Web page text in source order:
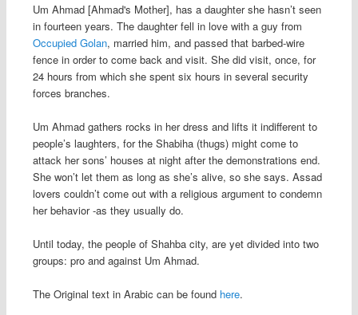
Um Ahmad [Ahmad's Mother], has a daughter she hasn’t seen
in fourteen years. The daughter fell in love with a guy from
Occupied Golan, married him, and passed that barbed-wire
fence in order to come back and visit. She did visit, once, for
24 hours from which she spent six hours in several security
forces branches.
Um Ahmad gathers rocks in her dress and lifts it indifferent to
people’s laughters, for the Shabiha (thugs) might come to
attack her sons’ houses at night after the demonstrations end.
She won’t let them as long as she’s alive, so she says. Assad
lovers couldn’t come out with a religious argument to condemn
her behavior -as they usually do.
Until today, the people of Shahba city, are yet divided into two
groups: pro and against Um Ahmad.
The Original text in Arabic can be found here.